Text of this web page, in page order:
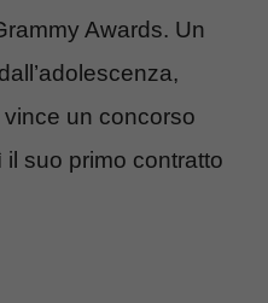
Awards. Un
un concorso
suo primo contratto